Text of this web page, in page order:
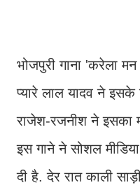
भोजपुरी गाना 'करेला
प्यारे लाल यादव ने
राजेश-रजनीश ने इसका
इस गाने ने सोशल
दी है. देर रात काली